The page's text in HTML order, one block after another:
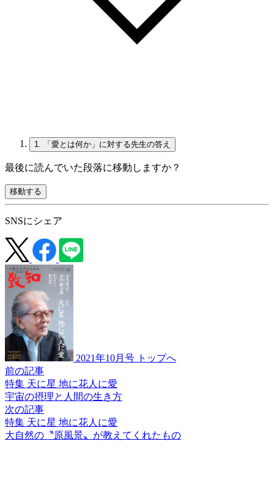
1. 「愛とは何か」に対する先生の答え
最後に読んでいた段落に移動しますか？
移動する
SNSにシェア
2021年10月号 トップへ
前の記事
特集 天に星 地に花人に愛
宇宙の摂理と人間の生き方
次の記事
特集 天に星 地に花人に愛
大自然の〝原風景〟が教えてくれたもの